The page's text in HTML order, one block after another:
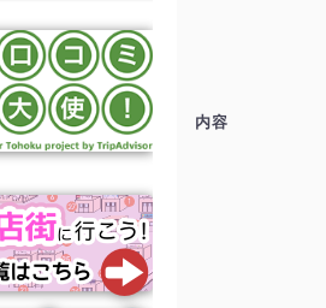
内容